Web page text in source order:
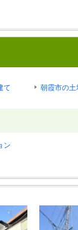
て 朝霞市の土
ン